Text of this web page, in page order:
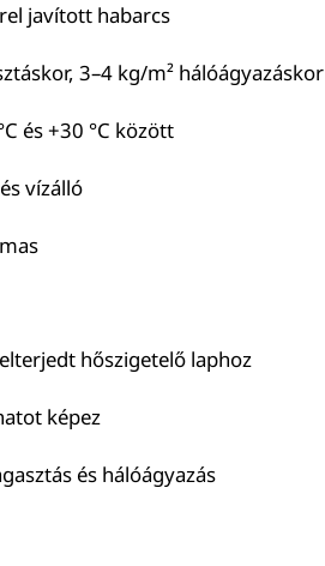
javított habarcs
3–4 kg/m² hálóágyazáskor
és +30 °C között
vízálló
hőszigetelő laphoz
képez
és hálóágyazás